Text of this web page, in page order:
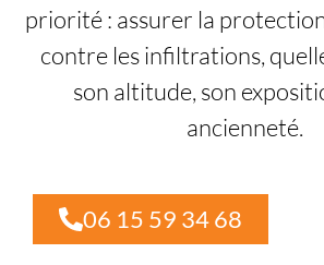
priorité : assurer la
contre les infiltrations,
son altitude, son
ancienneté.
06 15 59 34 68